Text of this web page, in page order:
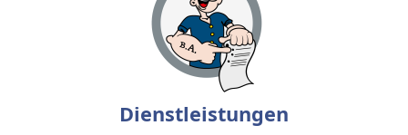
Dienstleistungen